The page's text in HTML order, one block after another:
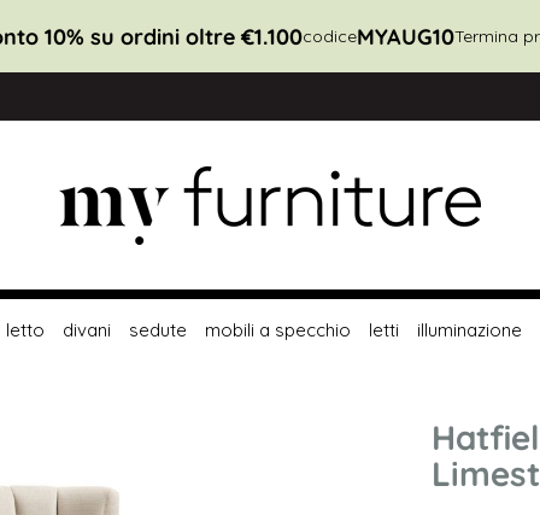
10% su ordini oltre €1.100codiceMYAUG10Termina
letto divani sedute mobili a specchio letti illuminazione